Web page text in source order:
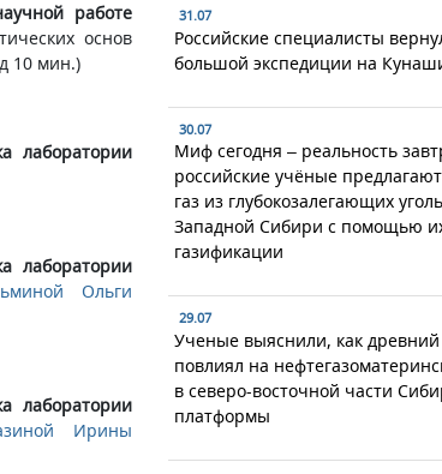
работе
основ
10 мин.)
лаборатории
лаборатории
Ольги
лаборатории
Ирины
31.07
Российские специалисты
большой экспедиции на
30.07
Миф сегодня – реальность
российские учёные
газ из глубокозалегающих
Западной Сибири с помощью
газификации
29.07
Ученые выяснили, как
повлиял на
в северо-восточной части
платформы